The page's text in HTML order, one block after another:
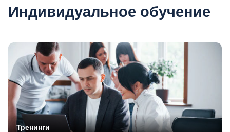
Индивидуальное обучение
Тренинги